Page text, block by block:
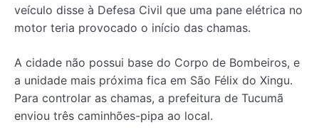
veículo disse à Defesa Civil que uma pane elétrica no
motor teria provocado o início das chamas.
A cidade não possui base do Corpo de Bombeiros, e
a unidade mais próxima fica em São Félix do Xingu.
Para controlar as chamas, a prefeitura de Tucumã
enviou três caminhões-pipa ao local.